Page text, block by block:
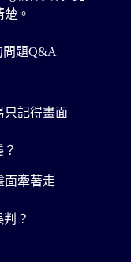
。
問題Q&A
只記得畫面
面牽著走
？